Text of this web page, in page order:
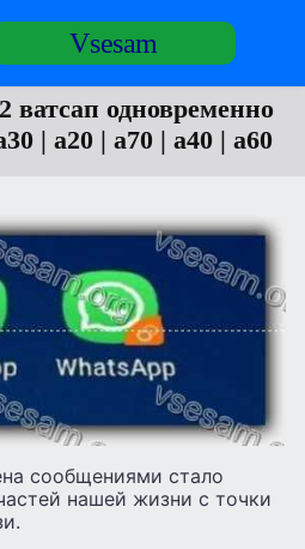
Vsesam
ватсап одновременно
| а20 | а70 | а40 | а60
сообщениями стало
нашей жизни с точки